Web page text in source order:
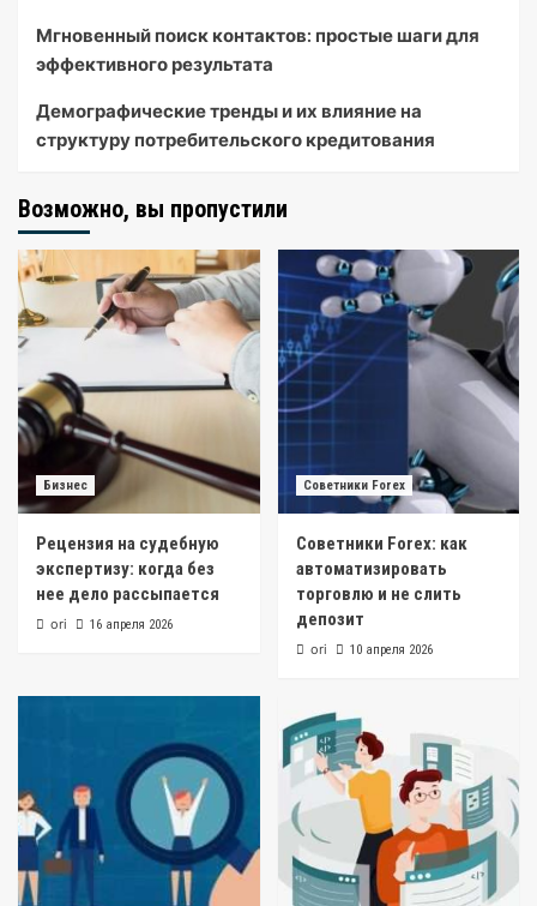
Мгновенный поиск контактов: простые шаги для
эффективного результата
Демографические тренды и их влияние на
структуру потребительского кредитования
Возможно, вы пропустили
Бизнес
Рецензия на судебную
экспертизу: когда без
нее дело рассыпается
ori 16 апреля 2026
Советники Forex
Советники Forex: как
автоматизировать
торговлю и не слить
депозит
ori 10 апреля 2026